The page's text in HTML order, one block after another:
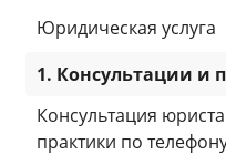
Юридическая услуга
1. Консультации и
Консультация
практики по